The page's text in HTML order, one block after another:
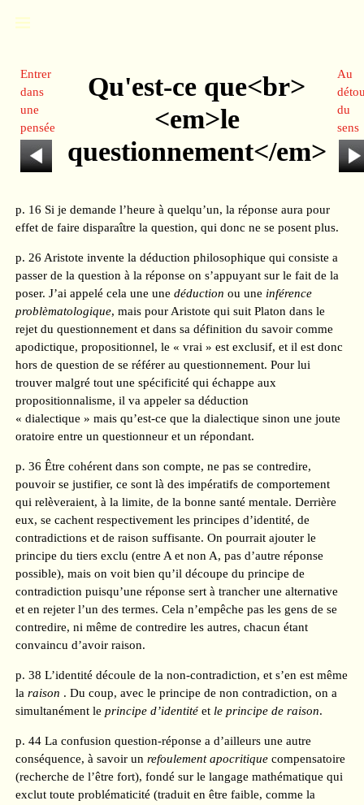
Entrer
dans
une
pensée
Qu'est-ce que<br>
<em>le
questionnement</em>
Au
du
sens
p. 16 Si je demande l’heure à quelqu’un, la réponse aura pour
effet de faire disparaître la question, qui donc ne se posent plus.
p. 26 Aristote invente la déduction philosophique qui consiste a
passer de la question à la réponse on s’appuyant sur le fait de la
poser. J’ai appelé cela une une déduction ou une inférence
problèmatologique, mais pour Aristote qui suit Platon dans le
rejet du questionnement et dans sa définition du savoir comme
apodictique, propositionnel, le « vrai » est exclusif, et il est donc
hors de question de se référer au questionnement. Pour lui
trouver malgré tout une spécificité qui échappe aux
propositionnalisme, il va appeler sa déduction
« dialectique » mais qu’est-ce que la dialectique sinon une joute
oratoire entre un questionneur et un répondant.
p. 36 Être cohérent dans son compte, ne pas se contredire,
pouvoir se justifier, ce sont là des impératifs de comportement
qui relèveraient, à la limite, de la bonne santé mentale. Derrière
eux, se cachent respectivement les principes d’identité, de
contradictions et de raison suffisante. On pourrait ajouter le
principe du tiers exclu (entre A et non A, pas d’autre réponse
possible), mais on voit bien qu’il découpe du principe de
contradiction puisqu’une réponse sert à trancher une alternative
et en rejeter l’un des termes. Cela n’empêche pas les gens de se
contredire, ni même de contredire les autres, chacun étant
convaincu d’avoir raison.
p. 38 L’identité découle de la non-contradiction, et s’en est même
la raison . Du coup, avec le principe de non contradiction, on a
simultanément le principe d’identitéet le principe de raison.
p. 44 La confusion question-réponse a d’ailleurs une autre
conséquence, à savoir un refoulement apocritiquecompensatoire
(recherche de l’être fort), fondé sur le langage mathématique qui
exclut toute problématicité (traduit en être faible, comme la